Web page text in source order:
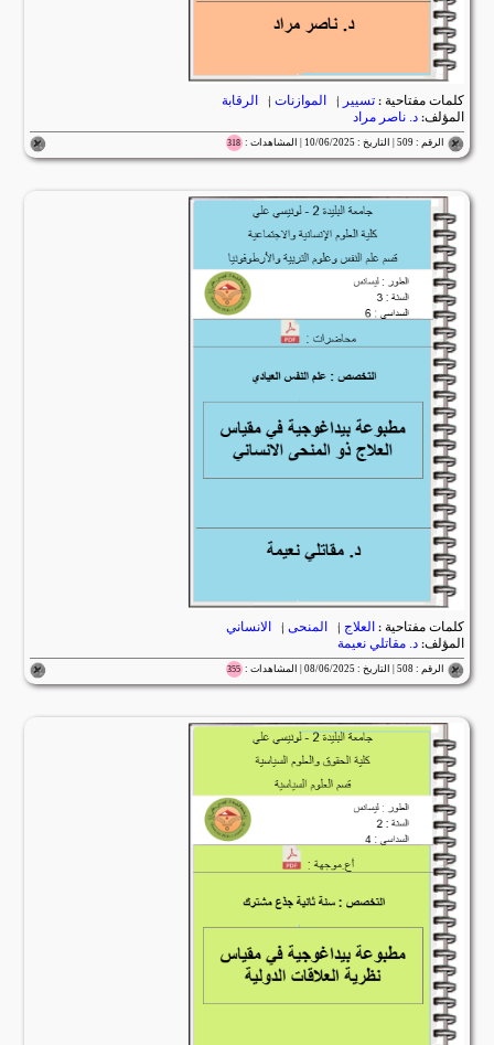
كلمات مفتاحية :تسيير | الموازنات | الرقابة
المؤلف:د. ناصر مراد
الرقم : 509 | التاريخ : 10/06/2025 | المشاهدات : 318
كلمات مفتاحية :العلاج | المنحى | الانساني
المؤلف:د. مقاتلي نعيمة
الرقم : 508 | التاريخ : 08/06/2025 | المشاهدات : 355